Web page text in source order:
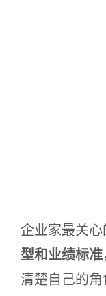
企业家最关心
型和业绩标准
清楚自己的